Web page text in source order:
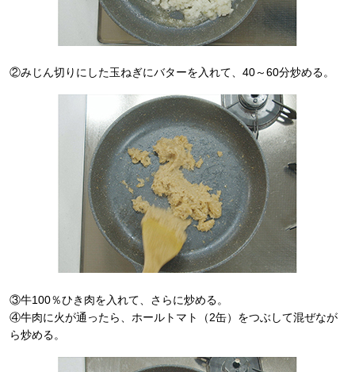
②みじん切りにした玉ねぎにバターを入れて、40～60分炒める。
③牛100％ひき肉を入れて、さらに炒める。
④牛肉に火が通ったら、ホールトマト（2缶）をつぶして混ぜなが
ら炒める。